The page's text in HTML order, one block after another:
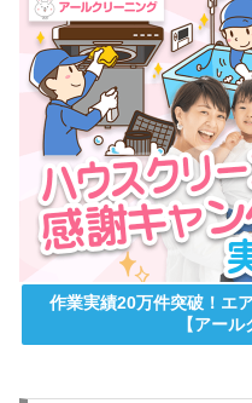
作業実績20万件突破！エ
【アール